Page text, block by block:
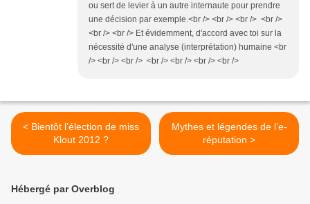
ou sert de levier à un autre internaute pour prendre
une décision par exemple.<br /> <br /> <br /> <br />
<br /> <br /> Et évidemment, d'accord avec toi sur la
nécessité d'une analyse (interprétation) humaine <br
/> <br /> <br /> <br /> <br /> <br /> <br />
< Bientôt l’élection de miss
Klout 2012 ?
Mythes et légendes de l’e-
réputation >
Hébergé par Overblog